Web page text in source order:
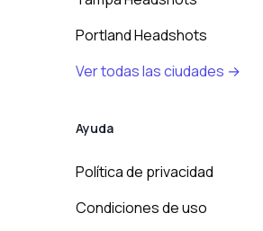
Portland Headshots
Ver todas las ciudades →
Ayuda
Política de privacidad
Condiciones de uso